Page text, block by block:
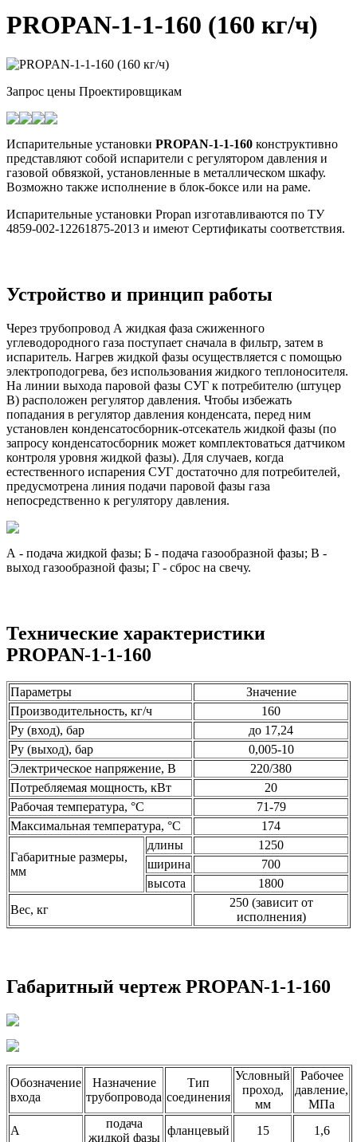
PROPAN-1-1-160 (160 кг/ч)
Запрос цены Проектировщикам
Испарительные установки PROPAN-1-1-160 конструктивно
представляют собой испарители с регулятором давления и
газовой обвязкой, установленные в металлическом шкафу.
Возможно также исполнение в блок-боксе или на раме.
Испарительные установки Propan изготавливаются по ТУ
4859-002-12261875-2013 и имеют Сертификаты соответствия.
Устройство и принцип работы
Через трубопровод А жидкая фаза сжиженного
углеводородного газа поступает сначала в фильтр, затем в
испаритель. Нагрев жидкой фазы осуществляется с помощью
электроподогрева, без использования жидкого теплоносителя.
На линии выхода паровой фазы СУГ к потребителю (штуцер
В) расположен регулятор давления. Чтобы избежать
попадания в регулятор давления конденсата, перед ним
установлен конденсатосборник-отсекатель жидкой фазы (по
запросу конденсатосборник может комплектоваться датчиком
контроля уровня жидкой фазы). Для случаев, когда
естественного испарения СУГ достаточно для потребителей,
предусмотрена линия подачи паровой фазы газа
непосредственно к регулятору давления.
А - подача жидкой фазы; Б - подача газообразной фазы; В -
выход газообразной фазы; Г - сброс на свечу.
Технические характеристики
PROPAN-1-1-160
Параметры
Значение
Производительность, кг/ч
160
Ру (вход), бар
до 17,24
Ру (выход), бар
0,005-10
Электрическое напряжение, В
220/380
Потребляемая мощность, кВт
20
Рабочая температура, °С
71-79
Максимальная температура, °С
174
Габаритные размеры,
мм
длины
1250
ширина
700
высота
1800
Вес, кг
250 (зависит от
исполнения)
Габаритный чертеж PROPAN-1-1-160
Обозначение
входа
Назначение
трубопровода
Тип
соединения
Условный
проход,
мм
Рабочее
давление,
МПа
А
подача
жидкой фазы
фланцевый 15 1,6